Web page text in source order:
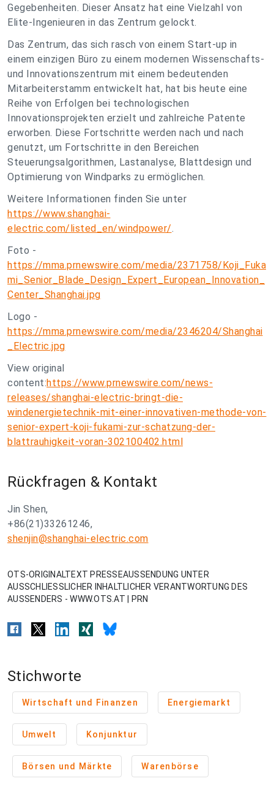
Gegebenheiten. Dieser Ansatz hat eine Vielzahl von
Elite-Ingenieuren in das Zentrum gelockt.
Das Zentrum, das sich rasch von einem Start-up in
einem einzigen Büro zu einem modernen Wissenschafts-
und Innovationszentrum mit einem bedeutenden
Mitarbeiterstamm entwickelt hat, hat bis heute eine
Reihe von Erfolgen bei technologischen
Innovationsprojekten erzielt und zahlreiche Patente
erworben. Diese Fortschritte werden nach und nach
genutzt, um Fortschritte in den Bereichen
Steuerungsalgorithmen, Lastanalyse, Blattdesign und
Optimierung von Windparks zu ermöglichen.
Weitere Informationen finden Sie unter
https://www.shanghai-
electric.com/listed_en/windpower/.
Foto -
https://mma.prnewswire.com/media/2371758/Koji_Fuka
mi_Senior_Blade_Design_Expert_European_Innovation_
Center_Shanghai.jpg
Logo -
https://mma.prnewswire.com/media/2346204/Shanghai
_Electric.jpg
View original
content:https://www.prnewswire.com/news-
releases/shanghai-electric-bringt-die-
windenergietechnik-mit-einer-innovativen-methode-von-
senior-expert-koji-fukami-zur-schatzung-der-
blattrauhigkeit-voran-302100402.html
Rückfragen & Kontakt
Jin Shen,
+86(21)33261246,
shenjin@shanghai-electric.com
OTS-ORIGINALTEXT PRESSEAUSSENDUNG UNTER
AUSSCHLIESSLICHER INHALTLICHER VERANTWORTUNG DES
AUSSENDERS - WWW.OTS.AT | PRN
Stichworte
Wirtschaft und Finanzen Energiemarkt
Umwelt Konjunktur
Börsen und Märkte Warenbörse